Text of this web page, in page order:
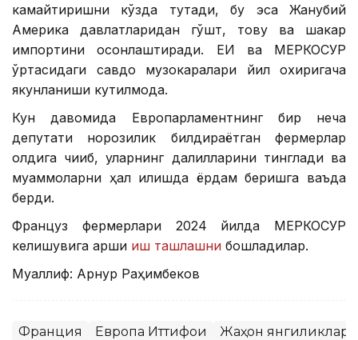
камайтиришни кўзда тутади, бу эса Жанубий
Америка давлатларидан гўшт, товуқ ва шакар
импортини осонлаштиради. ЕИ ва МЕРКОСУР
ўртасидаги савдо музокаралари йил охиригача
якунланиши кутилмоқда.
Кун давомида Европарламентнинг бир неча
депутати норозилик билдираётган фермерлар
олдига чиқиб, уларнинг далилларини тинглади ва
муаммоларни ҳал қилишда ёрдам беришга ваъда
берди.
Француз фермерлари 2024 йилда МЕРКОСУР
келишувига қарши иш ташлашни бошладилар.
Муаллиф: Арнур Раҳимбеков
Франция Европа Иттифоқи Жаҳон янгиликлари